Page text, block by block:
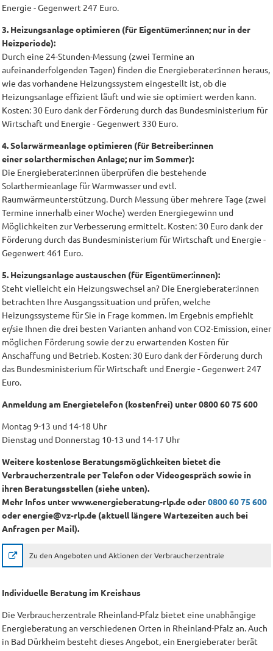
Energie - Gegenwert 247 Euro.
3. Heizungsanlage optimieren (für Eigentümer:innen; nur in der
Heizperiode):
Durch eine 24-Stunden-Messung (zwei Termine an
aufeinanderfolgenden Tagen) finden die Energieberater:innen heraus,
wie das vorhandene Heizungssystem eingestellt ist, ob die
Heizungsanlage effizient läuft und wie sie optimiert werden kann.
Kosten: 30 Euro dank der Förderung durch das Bundesministerium für
Wirtschaft und Energie - Gegenwert 330 Euro.
4. Solarwärmeanlage optimieren (für Betreiber:innen
einer solarthermischen Anlage; nur im Sommer):
Die Energieberater:innen überprüfen die bestehende
Solarthermieanlage für Warmwasser und evtl.
Raumwärmeunterstützung. Durch Messung über mehrere Tage (zwei
Termine innerhalb einer Woche) werden Energiegewinn und
Möglichkeiten zur Verbesserung ermittelt. Kosten: 30 Euro dank der
Förderung durch das Bundesministerium für Wirtschaft und Energie -
Gegenwert 461 Euro.
5. Heizungsanlage austauschen (für Eigentümer:innen):
Steht vielleicht ein Heizungswechsel an? Die Energieberater:innen
betrachten Ihre Ausgangssituation und prüfen, welche
Heizungssysteme für Sie in Frage kommen. Im Ergebnis empfiehlt
er/sie Ihnen die drei besten Varianten anhand von CO2-Emission, einer
möglichen Förderung sowie der zu erwartenden Kosten für
Anschaffung und Betrieb. Kosten: 30 Euro dank der Förderung durch
das Bundesministerium für Wirtschaft und Energie - Gegenwert 247
Euro.
Anmeldung am Energietelefon (kostenfrei) unter 0800 60 75 600
Montag 9-13 und 14-18 Uhr
Dienstag und Donnerstag 10-13 und 14-17 Uhr
Weitere kostenlose Beratungsmöglichkeiten bietet die
Verbraucherzentrale per Telefon oder Videogespräch sowie in
ihren Beratungsstellen (siehe unten).
Mehr Infos unter www.energieberatung-rlp.de oder0800 60 75 600
oder energie@vz-rlp.de (aktuell längere Wartezeiten auch bei
Anfragen per Mail).
Zu den Angeboten und Aktionen der Verbraucherzentrale
Individuelle Beratung im Kreishaus
Die Verbraucherzentrale Rheinland-Pfalz bietet eine unabhängige
Energieberatung an verschiedenen Orten in Rheinland-Pfalz an. Auch
in Bad Dürkheim besteht dieses Angebot, ein Energieberater berät